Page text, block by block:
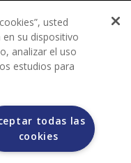
de pago durante el
usted
su dispositivo
analizar el uso
estudios para
todas las
cookies